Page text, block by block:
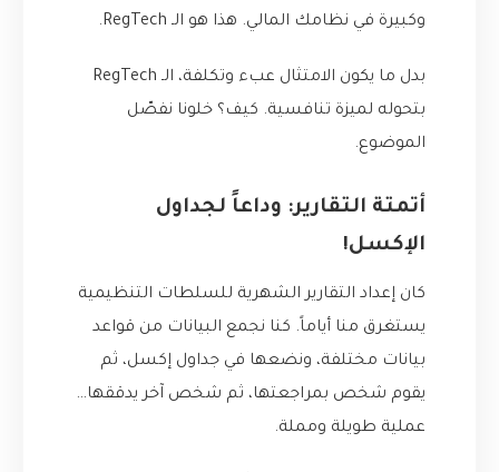
وكبيرة في نظامك المالي. هذا هو الـ RegTech.
بدل ما يكون الامتثال عبء وتكلفة، الـ RegTech
بتحوله لميزة تنافسية. كيف؟ خلونا نفصّل
الموضوع.
أتمتة التقارير: وداعاً لجداول
الإكسل!
كان إعداد التقارير الشهرية للسلطات التنظيمية
يستغرق منا أياماً. كنا نجمع البيانات من قواعد
بيانات مختلفة، ونضعها في جداول إكسل، ثم
يقوم شخص بمراجعتها، ثم شخص آخر يدققها…
عملية طويلة ومملة.